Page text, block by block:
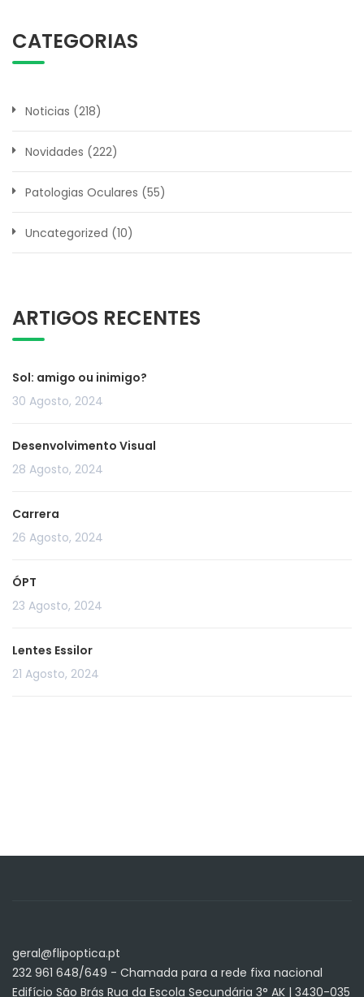
CATEGORIAS
Noticias (218)
Novidades (222)
Patologias Oculares (55)
Uncategorized (10)
ARTIGOS RECENTES
Sol: amigo ou inimigo?
30 Agosto, 2024
Desenvolvimento Visual
28 Agosto, 2024
Carrera
26 Agosto, 2024
ÓPT
23 Agosto, 2024
Lentes Essilor
21 Agosto, 2024
geral@flipoptica.pt
232 961 648/649 - Chamada para a rede fixa nacional
Edifício São Brás Rua da Escola Secundária 3° AK | 3430-035